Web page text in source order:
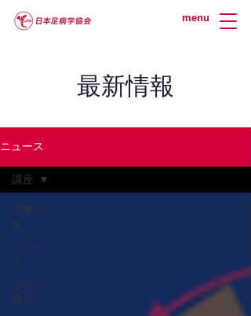
menu
最新情報
ニュース
記事一
覧
ニュー
ス
プラン
限定
講座